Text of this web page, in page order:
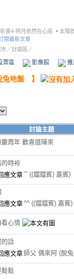
書4-明月依然在心底 、 太陽
閱最新文章
市／討論區／
票區 影像館
兔地盤 】
討論主題
慶周年 歡喜道陣來
的時袸
ˇˇ ((鐺鐺賓) 嘉賓)
^^ ((鐺鐺賓) 嘉賓)
看心情
的話
師父 偶來阿 (脫
鬆鬆